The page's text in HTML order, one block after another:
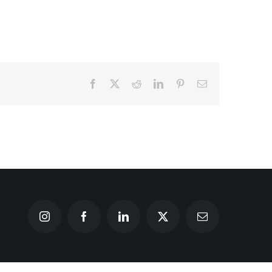
Facebook RedditLinkedInPinterestCorreo
InstagramFacebookLinkedInX
Correo